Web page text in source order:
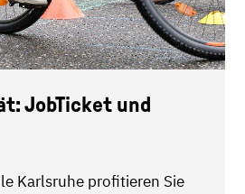
JobTicket und
Karlsruhe profitieren Sie